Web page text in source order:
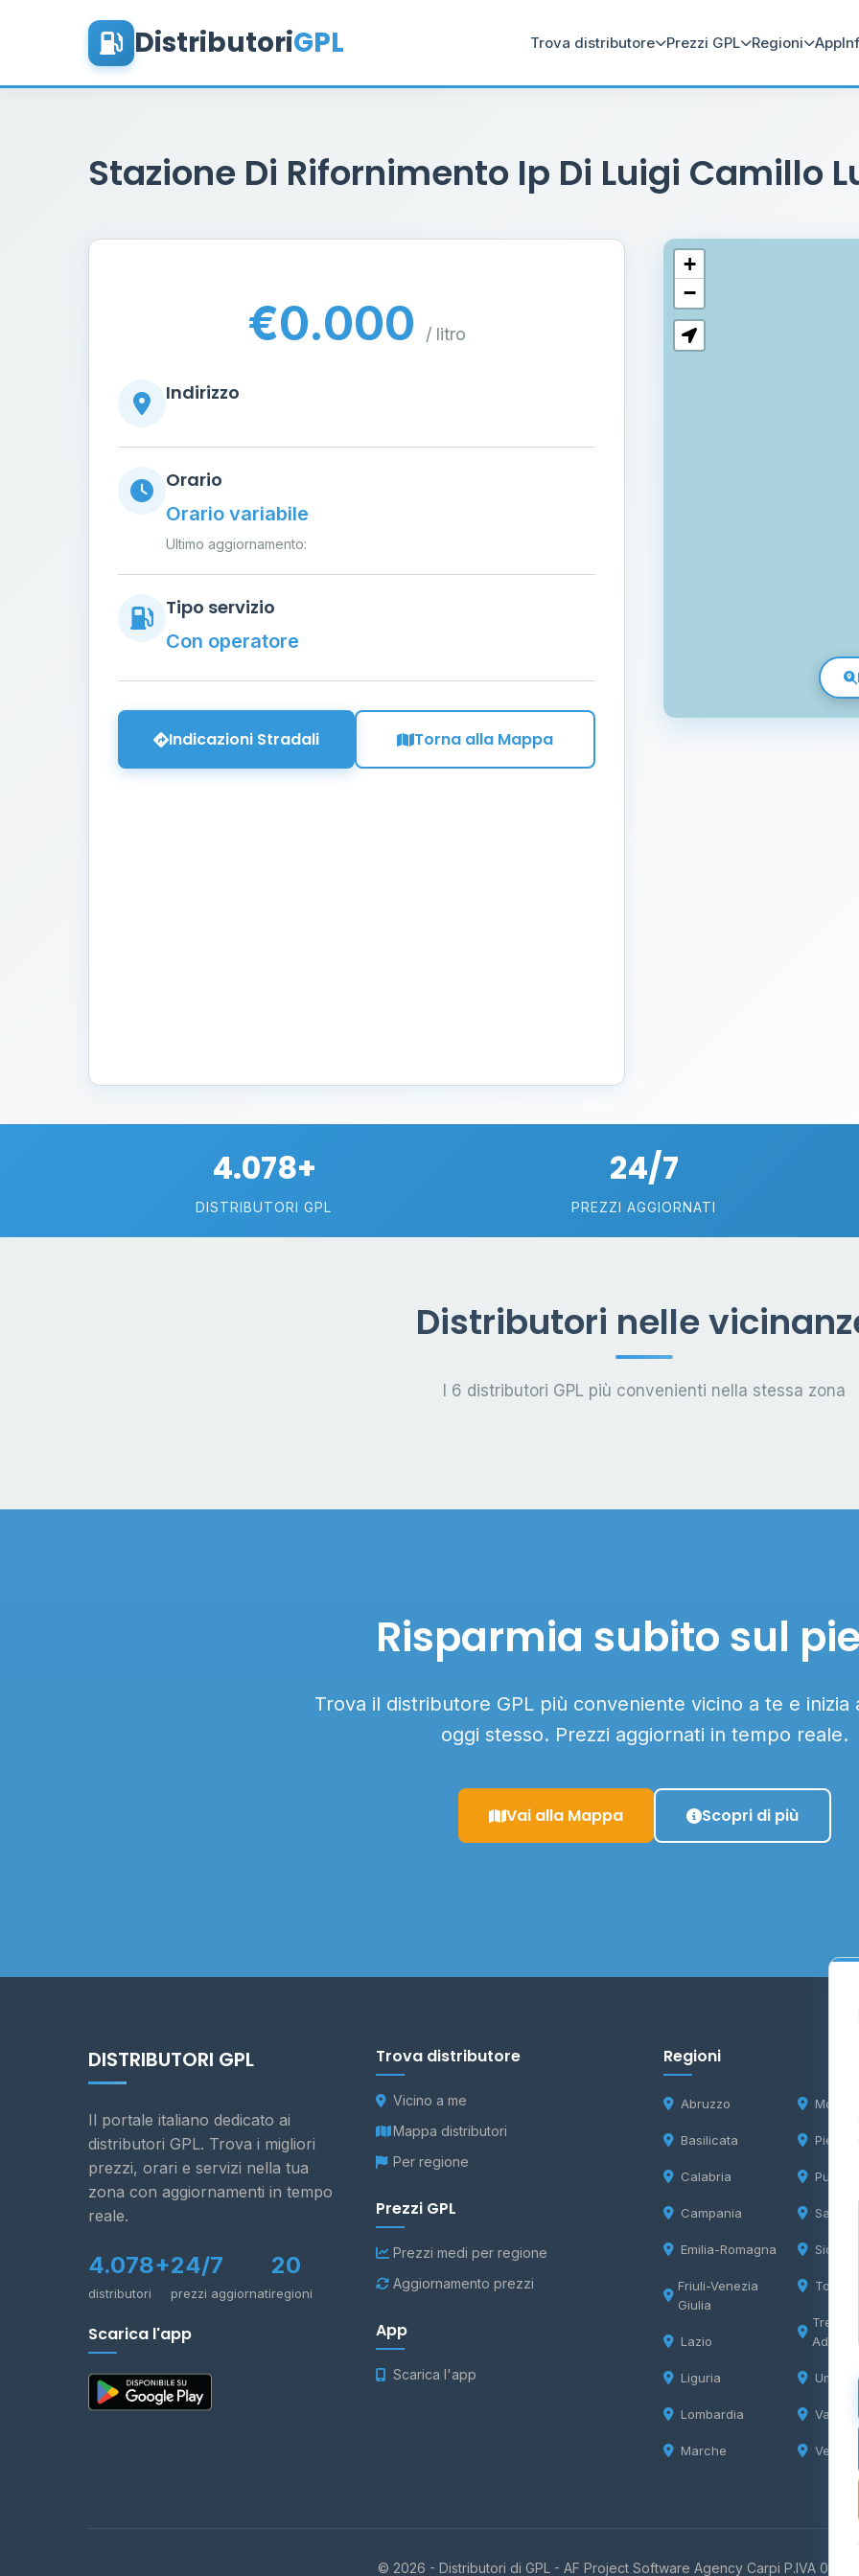
DistributoriGPL Trova distributore Prezzi GPL Regioni App
Stazione Di Rifornimento Ip Di Luigi Camillo
€0.000 / litro
Indirizzo
Orario
Orario variabile
Ultimo aggiornamento:
Tipo servizio
Con operatore
Indicazioni Stradali Torna alla Mappa
+
−
4.078+
DISTRIBUTORI GPL
24/7
PREZZI AGGIORNATI
Distributori nelle
I 6 distributori GPL più convenienti nella stessa zona
Risparmia subito sul
Trova il distributore GPL più conveniente vicino a te e inizia
oggi stesso. Prezzi aggiornati in tempo reale.
Vai alla Mappa Scopri di più
DISTRIBUTORI GPL
Il portale italiano dedicato ai
distributori GPL. Trova i migliori
prezzi, orari e servizi nella tua
zona con aggiornamenti in tempo
reale.
4.078+
distributori
24/7
prezzi aggiornati
20
regioni
Scarica l'app
Trova distributore
Vicino a me
Mappa distributori
Per regione
Prezzi GPL
Prezzi medi per regione
Aggiornamento prezzi
App
Scarica l'app
Regioni
Abruzzo
Basilicata
Calabria
Campania
Emilia-Romagna
Friuli-Venezia
Giulia
Lazio
Liguria
Lombardia
Marche
Molise
Puglia
Sicilia
Toscana
Adige
Umbria
Valle
Veneto
© 2026 - Distributori di GPL - AF Project Software Agency Carpi P.IVA